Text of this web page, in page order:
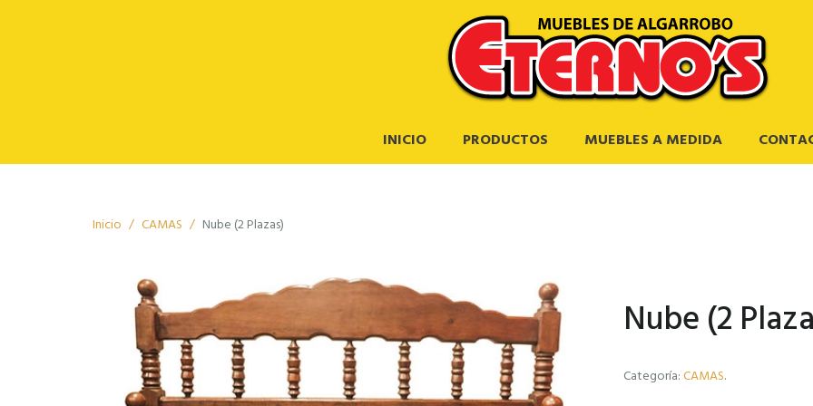
INICIO PRODUCTOS MUEBLES A MEDIDA
Inicio CAMAS Nube (2 Plazas)
Nube (2
Categoría:CAMAS.